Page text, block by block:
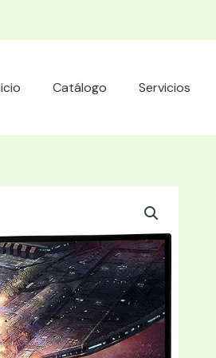
Catálogo Servicios